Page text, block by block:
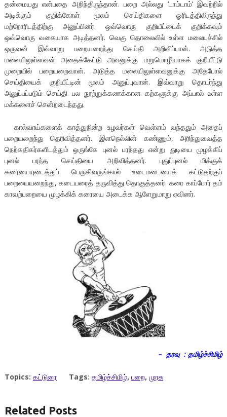
தன்மையது என்பதை அறிந்திருந்தான். பறை அல்லது ‘டாம்டாம்’ இவற்றில்
அடிக்கும் குறிக்கோள் மூலம் செய்திகளை ஓரிடத்திலிருந்து
மற்றோரிடத்திற்கு அனுப்பினர். ஒவ்வொரு குறியீட்டைக் குறிக்கவும்
ஒவ்வொரு வகையாக அடித்தனர். வெகு தொலைவில் உள்ள மலையுச்சில்
ஒருவன் இவ்வாறு பறையறைந்து செய்தி அறிவிப்பான். அடுத்த
மலையிலுள்ளவன் அதைக்கேட்டு அவனுக்கு மறுமொழியாகக் குறியீட்டு
முறையில் பறையறைவான். அடுத்த மலையிலுள்ளவனுக்கு அதேபோல்
செய்தியைக் குறியீட்டின் மூலம் அனுப்புவான். இவ்வாறு தொடர்ந்து
அனுப்பப்படும் செய்தி பல நூற்றுக்கணக்கான கற்களுக்கு அப்பால் உள்ள
மக்களைச் சென்றடைந்தது.
கால்வாய்களைக் காத்துநின்ற உழவர்கள் வெள்ளம் வந்ததும் அதைப்
பறையறைந்து தெரிவித்தனர். இளநெல்லின் கண்ணும், அரிந்துவைத்த
நெற்கதிகர்களிடத்தும் ஒருங்கே புனல் பரந்தது என்று துடியை முழக்கிப்
புனல் பரந்த செய்தியை அறிவித்தனர். புதுப்புனல் மிக்குக்
கரையையுடைத்துப் பெருகிவருங்கால் உடைமடையைக் கட்டுதற்குப்
பறையையறைந்து, கடையரைத் தருவித்து தொகுத்தனர். கரை காப்போர் தம்
காவற்பறையை முழக்கிக் கரையை அடைக்க ஆளேறுமாறு ஏவினர்.
– தரவு : தமிழ்ச்சிமிழ்
Topics: கட்டுரை Tags: தமிழ்ச்சிமிழ், பறை, முரசு
Related Posts